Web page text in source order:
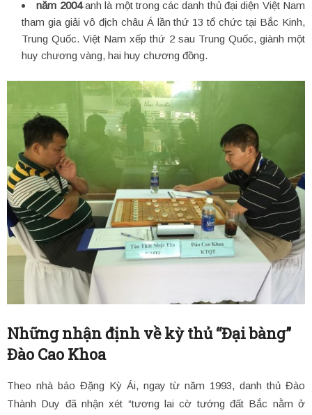
năm 2004anh là một trong các danh thủ đại diện Việt Nam
tham gia giải vô địch châu Á lần thứ 13 tổ chức tại Bắc Kinh,
Trung Quốc. Việt Nam xếp thứ 2 sau Trung Quốc, giành một
huy chương vàng, hai huy chương đồng.
Những nhận định về kỳ thủ “Đại bàng”
Đào Cao Khoa
Theo nhà báo Đặng Kỳ Ái, ngay từ năm 1993, danh thủ Đào
Thành Duy đã nhận xét “tương lai cờ tướng đất Bắc nằm ở